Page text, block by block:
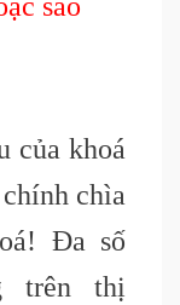
sao
của khoá
chìa
Đa số
trên thị